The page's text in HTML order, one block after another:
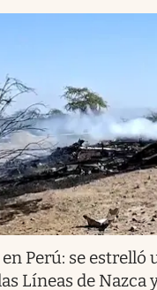
Perú: se estrelló
Líneas de Nazca